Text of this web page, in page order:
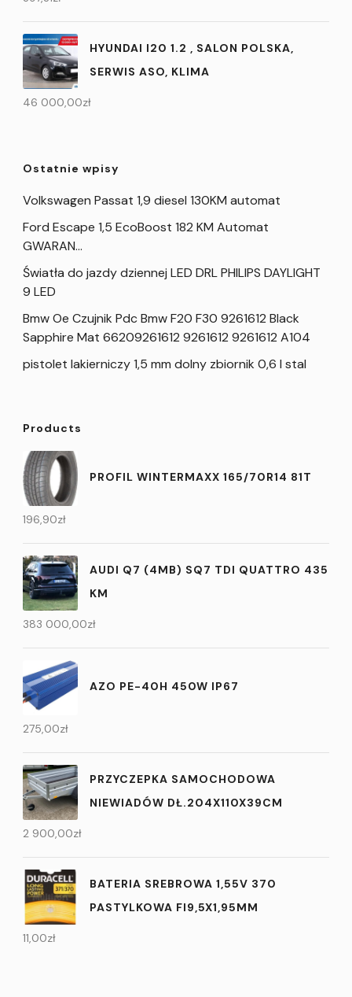
HYUNDAI I20 1.2 , SALON POLSKA,
SERWIS ASO, KLIMA
46 000,00zł
Ostatnie wpisy
Volkswagen Passat 1,9 diesel 130KM automat
Ford Escape 1,5 EcoBoost 182 KM Automat
GWARAN…
Światła do jazdy dziennej LED DRL PHILIPS DAYLIGHT
9 LED
Bmw Oe Czujnik Pdc Bmw F20 F30 9261612 Black
Sapphire Mat 66209261612 9261612 9261612 A104
pistolet lakierniczy 1,5 mm dolny zbiornik 0,6 l stal
Products
PROFIL WINTERMAXX 165/70R14 81T
196,90zł
AUDI Q7 (4MB) SQ7 TDI QUATTRO 435
KM
383 000,00zł
AZO PE-40H 450W IP67
275,00zł
PRZYCZEPKA SAMOCHODOWA
NIEWIADÓW DŁ.204X110X39CM
2 900,00zł
BATERIA SREBROWA 1,55V 370
PASTYLKOWA FI9,5X1,95MM
11,00zł